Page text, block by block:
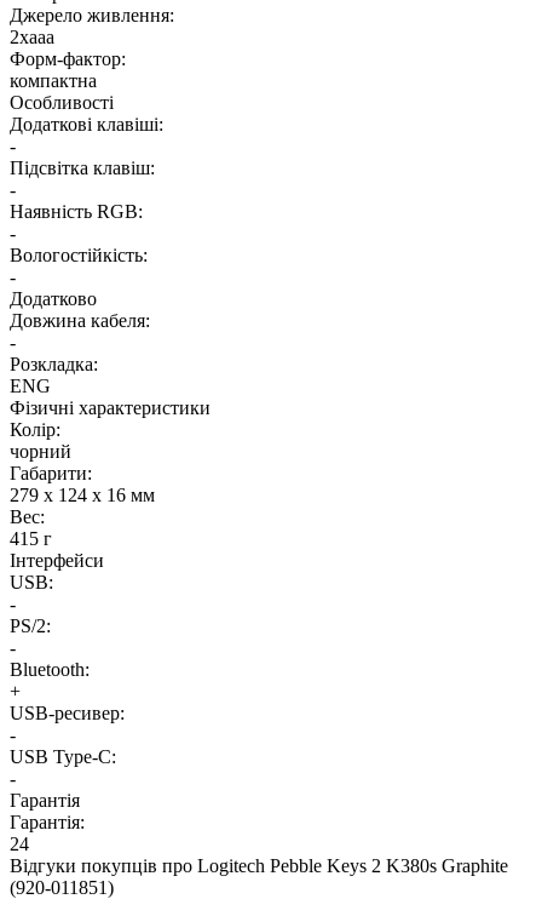
Джерело живлення:
2хааа
Форм-фактор:
компактна
Особливості
Додаткові клавіші:
-
Підсвітка клавіш:
-
Наявність RGB:
-
Вологостійкість:
-
Додатково
Довжина кабеля:
-
Розкладка:
ENG
Фізичні характеристики
Колір:
чорний
Габарити:
279 x 124 x 16 мм
Вес:
415 г
Інтерфейси
USB:
-
PS/2:
-
Bluetooth:
+
USB-ресивер:
-
USB Type-C:
-
Гарантія
Гарантія:
24
Відгуки покупців про Logitech Pebble Keys 2 K380s Graphite
(920-011851)